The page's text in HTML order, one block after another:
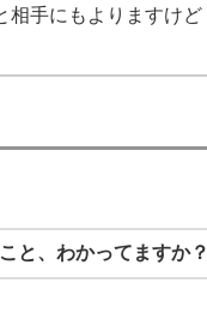
相手にもよりますけど
と、わかってますか？